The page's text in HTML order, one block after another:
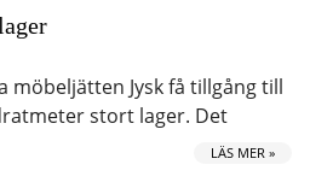
möbeljätten Jysk få tillgång till
stort lager. Det
LÄS MER »